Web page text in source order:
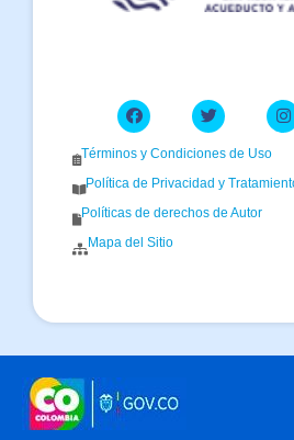
Términos y Condiciones de Uso
Política de Privacidad y
Políticas de derechos de Autor
Mapa del Sitio